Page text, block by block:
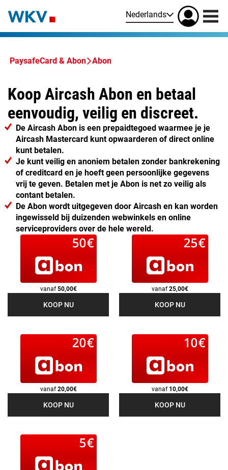
Nederlands
PaysafeCard & Abon Abon
Koop Aircash Abon en betaal
eenvoudig, veilig en discreet.
De Aircash Abon is een prepaidtegoed waarmee je je
Aircash Mastercard kunt opwaarderen of direct online
kunt betalen.
Je kunt veilig en anoniem betalen zonder bankrekening
of creditcard en je hoeft geen persoonlijke gegevens
vrij te geven. Betalen met je Abon is net zo veilig als
contant betalen.
De Abon wordt uitgegeven door Aircash en kan worden
ingewisseld bij duizenden webwinkels en online
serviceproviders over de hele wereld.
vanaf50,00€
KOOP NU
vanaf25,00€
KOOP NU
vanaf20,00€
KOOP NU
vanaf10,00€
KOOP NU